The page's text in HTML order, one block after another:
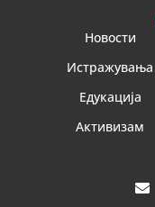
Новости
Истражувања
Едукација
Активизам